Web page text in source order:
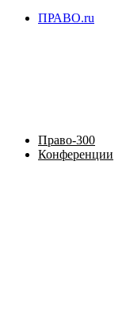
ПРАВО.ru
Право-300
Конференции